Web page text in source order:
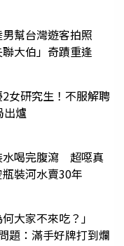
幫台灣遊客拍照
大伯」奇蹟重逢
女研究生！不服解聘
爐
水喝完腹瀉 超噁真
裝河水賣30年
大家不來吃？」
題：滿手好牌打到爛